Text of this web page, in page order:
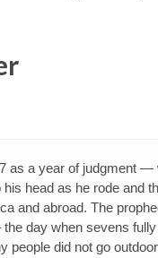
as a year of judgment
head as he rode and
and abroad. The
day when sevens
did not go